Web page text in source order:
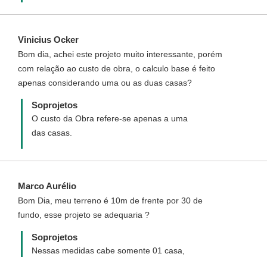
Vinicius Ocker
Bom dia, achei este projeto muito interessante, porém
com relação ao custo de obra, o calculo base é feito
apenas considerando uma ou as duas casas?
Soprojetos
O custo da Obra refere-se apenas a uma
das casas.
Marco Aurélio
Bom Dia, meu terreno é 10m de frente por 30 de
fundo, esse projeto se adequaria ?
Soprojetos
Nessas medidas cabe somente 01 casa,